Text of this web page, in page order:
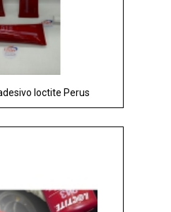
loctite Perus